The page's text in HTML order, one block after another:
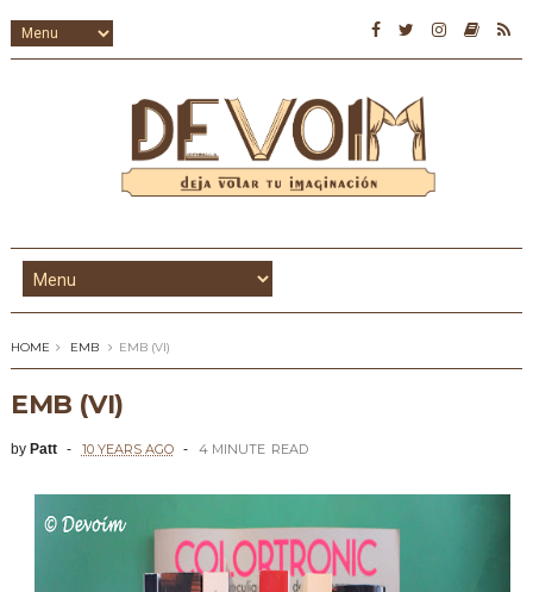
HOME EMB EMB (VI)
EMB (VI)
by Patt 10 YEARS AGO 4 MINUTE READ